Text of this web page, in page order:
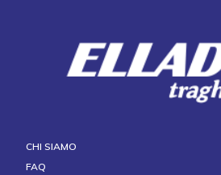
CHI SIAMO
FAQ